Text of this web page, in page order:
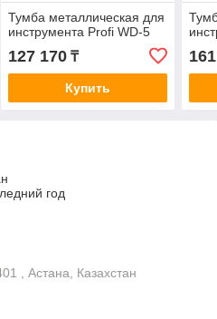
Тумба металлическая для
инструмента Profi WD-5
127 170₸
Купить
год
, Астана, Казахстан